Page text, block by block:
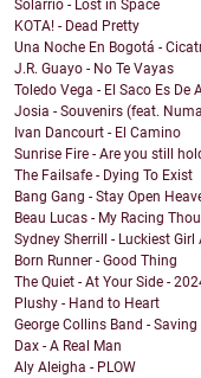
Solarrio - Lost in Space
KOTA! - Dead Pretty
Una Noche En Bogotá -
J.R. Guayo - No Te Vayas
Toledo Vega - El Saco Es De
Josia - Souvenirs (feat.
Ivan Dancourt - El Camino
Sunrise Fire - Are you still
The Failsafe - Dying To Exist
Bang Gang - Stay Open
Beau Lucas - My Racing
Sydney Sherrill - Luckiest Girl
Born Runner - Good Thing
The Quiet - At Your Side -
Plushy - Hand to Heart
George Collins Band -
Dax - A Real Man
Aly Aleigha - PLOW